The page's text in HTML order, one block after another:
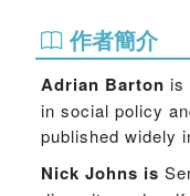
作者簡介
Adrian Barton is
in social policy
published widely
Nick Johns is